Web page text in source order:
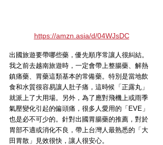
https://amzn.asia/d/04WJsDC
出國旅遊要帶哪些藥，優先順序常讓人很糾結。
我之前去越南旅遊時，一定會帶上整腸藥、解熱
鎮痛藥、胃藥這類基本的常備藥。特別是當地飲
食和水質很容易讓人肚子痛，這時候「正露丸」
就派上了大用場。另外，為了應對飛機上或雨季
氣壓變化引起的偏頭痛，很多人愛用的「EVE」
也是必不可少的。針對出國胃腸藥的推薦，對於
胃部不適或消化不良，帶上台灣人最熟悉的「大
田胃散」見效很快，讓人很安心。